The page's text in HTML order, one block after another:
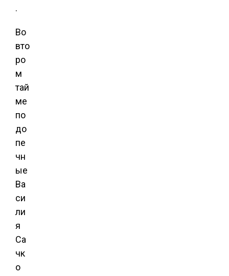
.
Во
вто
ро
м
тай
ме
по
до
пе
чн
ые
Ва
си
ли
я
Са
чк
о